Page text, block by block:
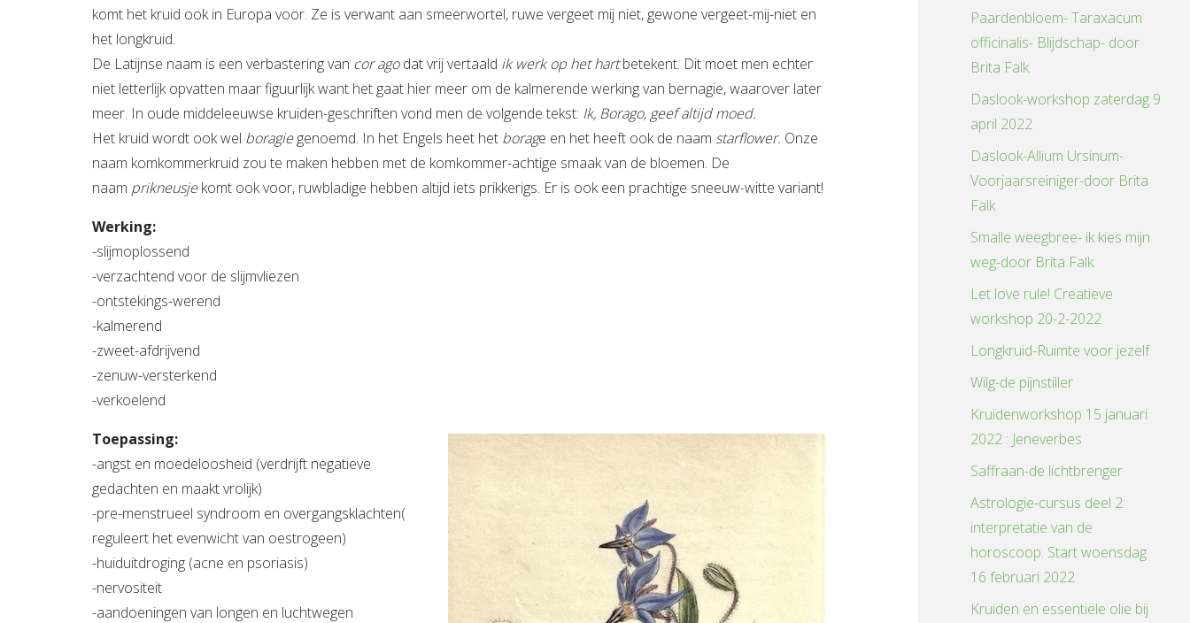
komt het kruid ook in Europa voor. Ze is verwant aan smeerwortel, ruwe vergeet mij niet, gewone vergeet-mij-niet en
het longkruid.
De Latijnse naam is een verbastering van cor agodat vrij vertaald ik werk op het hartbetekent. Dit moet men echter
niet letterlijk opvatten maar figuurlijk want het gaat hier meer om de kalmerende werking van bernagie, waarover later
meer. In oude middeleeuwse kruiden-geschriften vond men de volgende tekst: Ik, Borago, geef altijd moed.
Het kruid wordt ook wel boragiegenoemd. In het Engels heet het borage en het heeft ook de naam starflower. Onze
naam komkommerkruid zou te maken hebben met de komkommer-achtige smaak van de bloemen. De
naam prikneusjekomt ook voor, ruwbladige hebben altijd iets prikkerigs. Er is ook een prachtige sneeuw-witte variant!
Werking:
-slijmoplossend
-verzachtend voor de slijmvliezen
-ontstekings-werend
-kalmerend
-zweet-afdrijvend
-zenuw-versterkend
-verkoelend
Toepassing:
-angst en moedeloosheid (verdrijft negatieve
gedachten en maakt vrolijk)
-pre-menstrueel syndroom en overgangsklachten(
reguleert het evenwicht van oestrogeen)
-huiduitdroging (acne en psoriasis)
-nervositeit
-aandoeningen van longen en luchtwegen
Paardenbloem- Taraxacum
officinalis- Blijdschap- door
Brita Falk
Daslook-workshop zaterdag 9
april 2022
Daslook-Allium Ursinum-
Voorjaarsreiniger-door Brita
Falk
Smalle weegbree- ik kies mijn
weg-door Brita Falk
Let love rule! Creatieve
workshop 20-2-2022
Longkruid-Ruimte voor jezelf
Wilg-de pijnstiller
Kruidenworkshop 15 januari
2022 : Jeneverbes
Saffraan-de lichtbrenger
Astrologie-cursus deel 2:
interpretatie van de
horoscoop. Start woensdag
16 februari 2022
Kruiden en essentiële olie bij